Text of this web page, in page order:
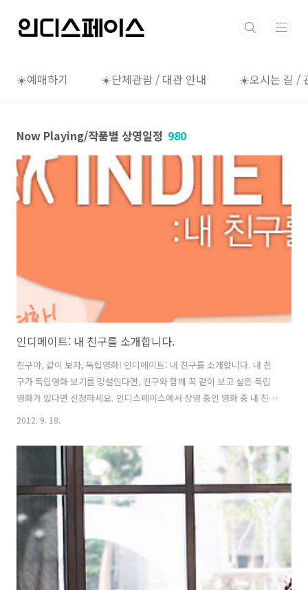
☀️예매하기 ☀️단체관람 / 대관 안내 ☀️오시는 길 /
Now Playing/작품별 상영일정 980
인디메이트: 내 친구를 소개합니다.
친구야, 같이 보자, 독립영화! 인디메이트: 내 친구를 소개합니다. 내 친
구가 독립영화 보기를 망설인다면, 친구와 함께 꼭 같이 보고 싶은 독립
영화가 있다면 신청하세요. 인디스페이스에서 상영 중인 영화 중 내 친구
에게 꼭 소개해주고 싶은 이유, 그리고 친구와 꼭 함께 보고 싶은 이유를
립영화를 즐기세요. 참여방법: 인디스페이스의 카페
(cafe.naver.com/indiespace)를 통해 참여 가능. 상영일/함께 보고
싶은 작품/사연을 보내주세요. 매주 수요일 선정, 발표합니다. 참여하기:
cafe.naver.com/indiespace 문의. 인디스페이스 02.738.0366 |
indie@indiespace.kr | www.indie..
2012. 9. 18.